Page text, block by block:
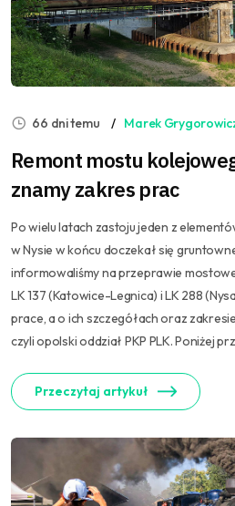
66 dni temu Marek
Remont mostu
znamy zakres prac
Po wielu latach zastoju jeden z
w Nysie w końcu doczekał się
informowaliśmy na przeprawie
LK 137 (Katowice-Legnica) i LK 288
prace, a o ich szczegółach oraz
czyli opolski oddział PKP PLK. Poniżej
Przeczytaj artykuł